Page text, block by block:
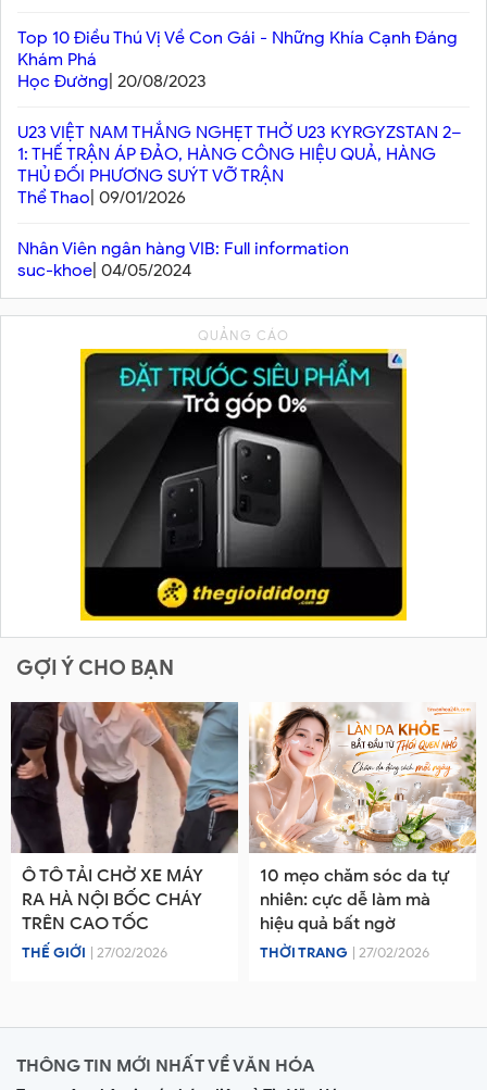
Top 10 Điều Thú Vị Về Con Gái - Những Khía Cạnh Đáng
Khám Phá
Học Đường | 20/08/2023
U23 VIỆT NAM THẮNG NGHẸT THỞ U23 KYRGYZSTAN 2–
1: THẾ TRẬN ÁP ĐẢO, HÀNG CÔNG HIỆU QUẢ, HÀNG
THỦ ĐỐI PHƯƠNG SUÝT VỠ TRẬN
Thể Thao | 09/01/2026
Nhân Viên ngân hàng VIB: Full information
suc-khoe | 04/05/2024
GỢI Ý CHO BẠN
Ô TÔ TẢI CHỞ XE MÁY
RA HÀ NỘI BỐC CHÁY
TRÊN CAO TỐC
THẾ GIỚI | 27/02/2026
10 mẹo chăm sóc da tự
nhiên: cực dễ làm mà
hiệu quả bất ngờ
THỜI TRANG | 27/02/2026
THÔNG TIN MỚI NHẤT VỀ VĂN HÓA